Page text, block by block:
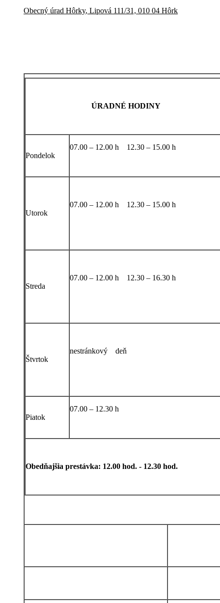
Obecný úrad Hôrky, Lipová 111/31, 010 04 Hôrk
ÚRADNÉ HODINY
Pondelok
07.00 – 12.00 h 12.30 – 15.00 h
Utorok
07.00 – 12.00 h 12.30 – 15.00 h
Streda
07.00 – 12.00 h 12.30 – 16.30 h
Štvrtok
nestránkový deň
Piatok
07.00 – 12.30 h
Obedňajšia prestávka: 12.00 hod. - 12.30 hod.